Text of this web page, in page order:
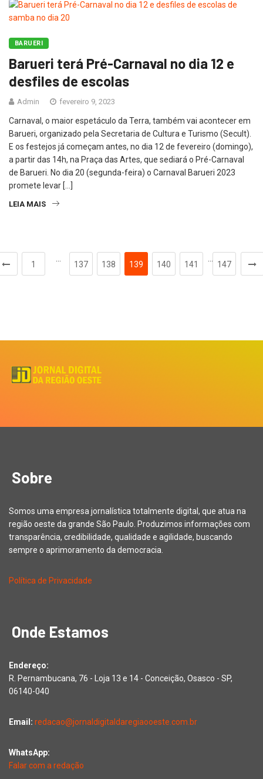
BARUERI
Barueri terá Pré-Carnaval no dia 12 e
desfiles de escolas
Admin fevereiro 9, 2023
Carnaval, o maior espetáculo da Terra, também vai acontecer em
Barueri, organizado pela Secretaria de Cultura e Turismo (Secult).
E os festejos já começam antes, no dia 12 de fevereiro (domingo),
a partir das 14h, na Praça das Artes, que sediará o Pré-Carnaval
de Barueri. No dia 20 (segunda-feira) o Carnaval Barueri 2023
promete levar […]
LEIA MAIS
1 137 138 139 140 141 147
Sobre
Somos uma empresa jornalística totalmente digital, que atua na
região oeste da grande São Paulo. Produzimos informações com
transparência, credibilidade, qualidade e agilidade, buscando
sempre o aprimoramento da democracia.
Política de Privacidade
Onde Estamos
Endereço:
R. Pernambucana, 76 - Loja 13 e 14 - Conceição, Osasco - SP,
06140-040
Email: redacao@jornaldigitaldaregiaooeste.com.br
WhatsApp:
Falar com a redação